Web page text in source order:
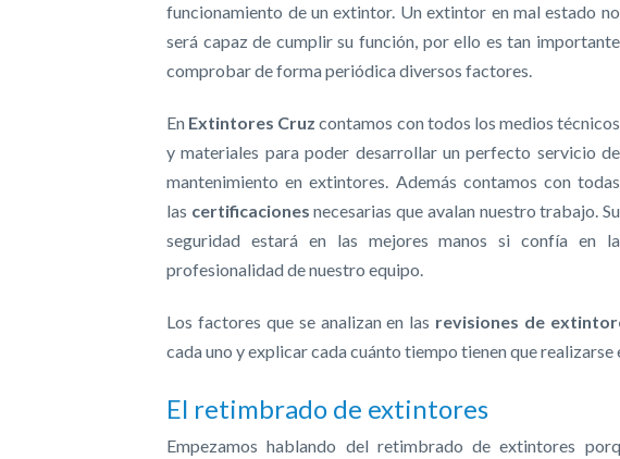
funcionamiento de un extintor. Un extintor en mal estado no
será capaz de cumplir su función, por ello es tan importante
comprobar de forma periódica diversos factores.
En Extintores Cruz contamos con todos los medios técnicos
y materiales para poder desarrollar un perfecto servicio de
mantenimiento en extintores. Además contamos con todas
las certificaciones necesarias que avalan nuestro trabajo. Su
seguridad estará en las mejores manos si confía en la
profesionalidad de nuestro equipo.
Los factores que se analizan en las revisiones de
cada uno y explicar cada cuánto tiempo tienen que realizarse
El retimbrado de extintores
Empezamos hablando del retimbrado de extintores